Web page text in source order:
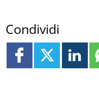
Condividi